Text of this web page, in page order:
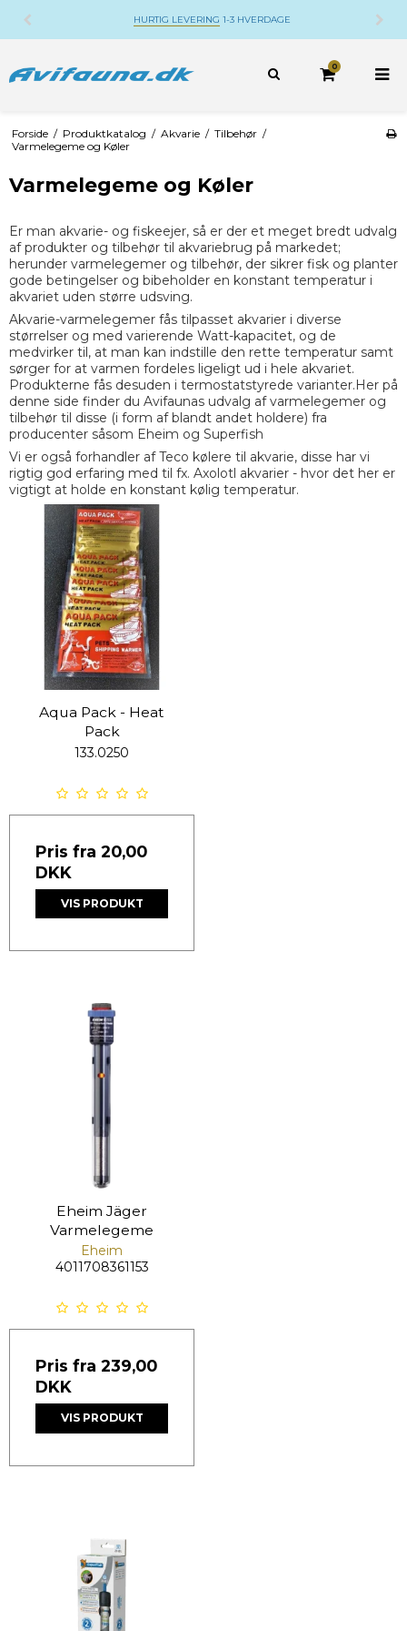
HURTIG LEVERING 1-3 HVERDAGE
0
Forside / Produktkatalog / Akvarie / Tilbehør /
Varmelegeme og Køler
Varmelegeme og Køler
Er man akvarie- og fiskeejer, så er der et meget bredt udvalg
af produkter og tilbehør til akvariebrug på markedet;
herunder varmelegemer og tilbehør, der sikrer fisk og planter
gode betingelser og bibeholder en konstant temperatur i
akvariet uden større udsving.
Akvarie-varmelegemer fås tilpasset akvarier i diverse
størrelser og med varierende Watt-kapacitet, og de
medvirker til, at man kan indstille den rette temperatur samt
sørger for at varmen fordeles ligeligt ud i hele akvariet.
Produkterne fås desuden i termostatstyrede varianter.Her på
denne side finder du Avifaunas udvalg af varmelegemer og
tilbehør til disse (i form af blandt andet holdere) fra
producenter såsom Eheim og Superfish
Vi er også forhandler af Teco kølere til akvarie, disse har vi
rigtig god erfaring med til fx. Axolotl akvarier - hvor det her er
vigtigt at holde en konstant kølig temperatur.
Aqua Pack - Heat
Pack
133.0250
Pris fra 20,00
DKK
VIS PRODUKT
Eheim Jäger
Varmelegeme
Eheim
4011708361153
Pris fra 239,00
DKK
VIS PRODUKT